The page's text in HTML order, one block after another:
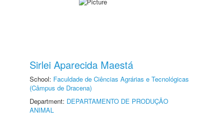
Sirlei Aparecida Maestá
School: Faculdade de Ciências Agrárias e Tecnológicas
(Câmpus de Dracena)
Department: DEPARTAMENTO DE PRODUÇÃO
ANIMAL